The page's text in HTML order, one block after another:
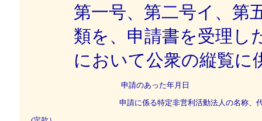
第一号、第二号イ、第
類を、申請書を受理し
において公衆の縦覧に
申請のあった年月日
申請に係る特定非営利活動法人の名称、